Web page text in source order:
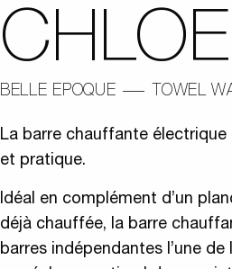
CHLOE
BELLE EPOQUE TOWEL
La barre chauffante
et pratique.
Idéal en complément d’un
déjà chauffée, la barre
barres indépendantes l’une